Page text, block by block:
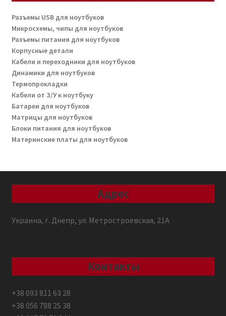
Разъемы USB для ноутбуков
Микросхемы, чипы для ноутбуков
Разъемы питания для ноутбуков
Корпусные детали
Кабели и переходники для ноутбуков
Динамики для ноутбуков
Термопрокладки
Кабели от З/У к ноутбуку
Батареи для ноутбуков
Матрицы для ноутбуков
Блоки питания для ноутбуков
Материнские платы для ноутбуков
Адрес
Украина, г. Днепр, ул. Метростроевская, 21А
Контакты
+38 093 811 63 28
+38 056 788 25 38